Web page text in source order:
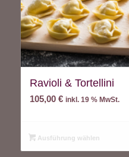
Ravioli & Tortellini
105,00 € inkl. 19 % MwSt.
Ausführung wählen